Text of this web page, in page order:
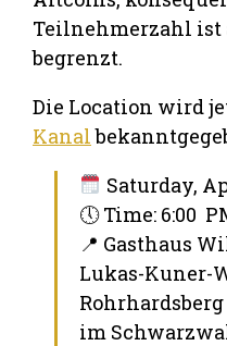
Teilnehmerzahl ist
begrenzt.
Die Location wird
Kanal
Saturday,
🕔 Time: 6:00
📍 Gasthaus
Lukas-Kuner-
Rohrhardsberg
im